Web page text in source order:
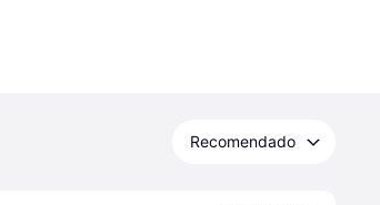
Recomendado